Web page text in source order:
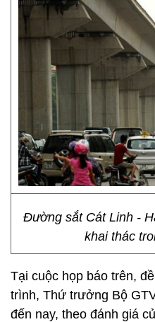
Đường sắt Cát Linh -
khai thác
Tại cuộc họp báo trên,
trình, Thứ trưởng Bộ
đến nay, theo đánh giá